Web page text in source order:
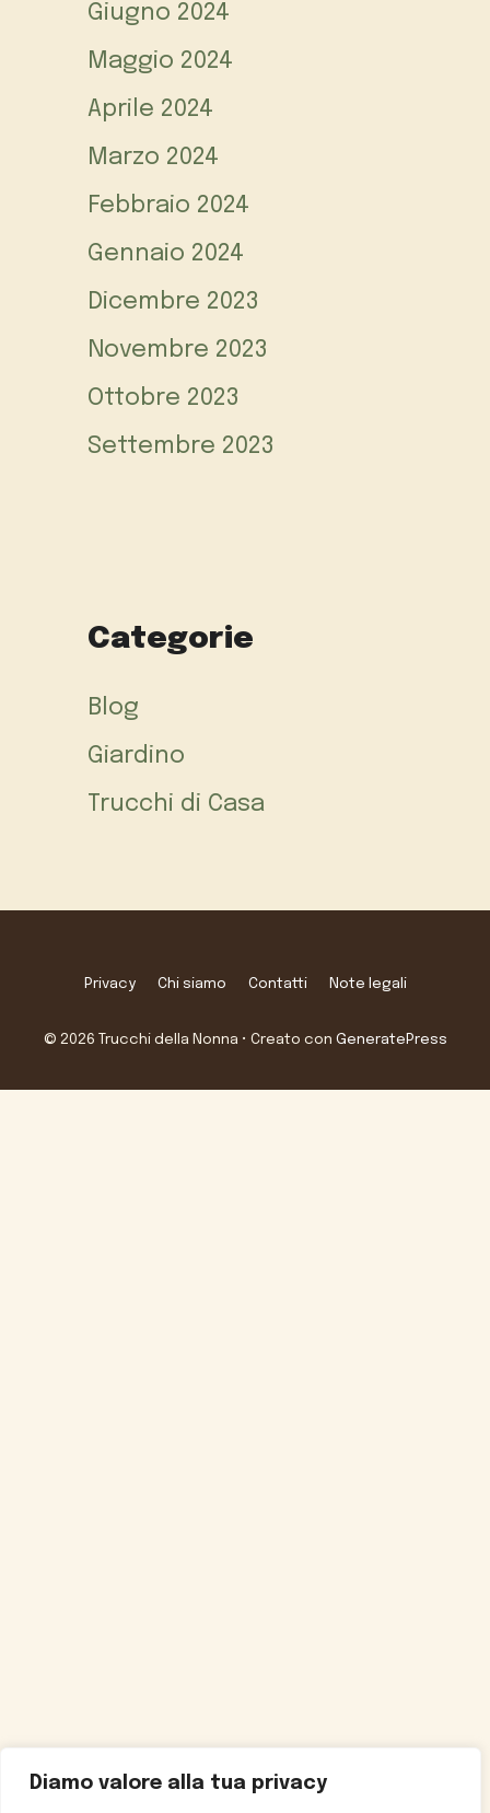
Diamo valore alla tua privacy
Giugno 2024
Maggio 2024
Aprile 2024
Marzo 2024
Febbraio 2024
Gennaio 2024
Dicembre 2023
Novembre 2023
Ottobre 2023
Settembre 2023
Categorie
Blog
Giardino
Trucchi di Casa
Privacy Chi siamo Contatti Note legali
© 2026 Trucchi della Nonna • Creato con GeneratePress